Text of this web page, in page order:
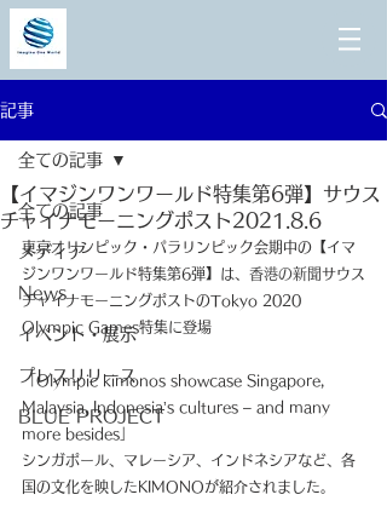
記事
全ての記事
メディア
News
イベント・展示
プレスリリース
BLUE PROJECT
全ての記事
【イマジンワンワールド特集第6弾】サウス
チャイナモーニングポスト2021.8.6
東京オリンピック・パラリンピック会期中の【イマ
ジンワンワールド特集第6弾】は、 香港の新聞サウス
チャイナモーニングポストのTokyo 2020
Olympic Games特集に登場
「Olympic kimonos showcase Singapore,
Malaysia, Indonesia’s cultures – and many
more besides」
シンガポール、マレーシア、インドネシアなど、各
国の文化を映したKIMONOが紹介されました。